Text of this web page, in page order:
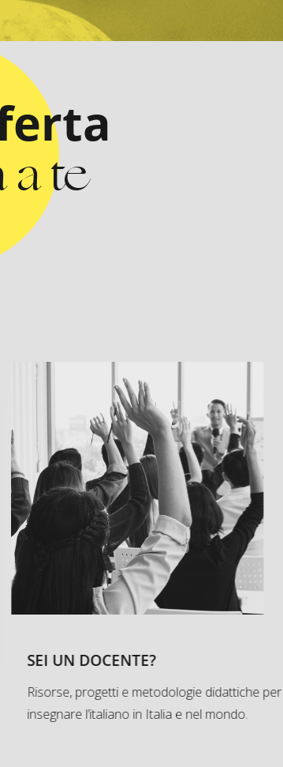
te
SEI UN DOCENTE?
Risorse, progetti e metodologie didattiche per
insegnare l’italiano in Italia e nel mondo.